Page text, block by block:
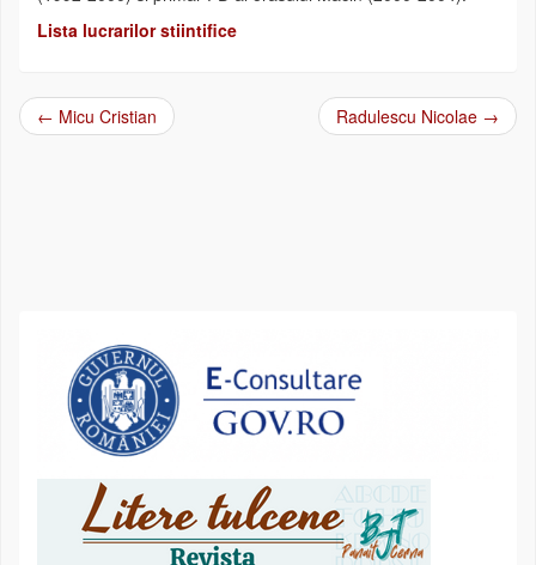
Lista lucrarilor stiintifice
Post navigation
← Micu Cristian Radulescu Nicolae →